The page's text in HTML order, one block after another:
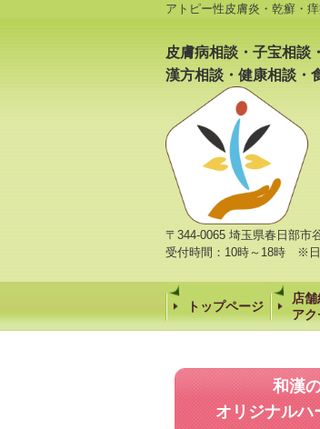
アトピー性皮膚炎・乾癬・
皮膚病相談・子宝相談
漢方相談・健康相談・
〒344-0065 埼玉県春日部市
受付時間：10時～18時 ※日
トップページ
店
アク
和漢
オリジナルハ